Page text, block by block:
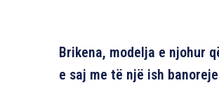
Brikena, modelja e njohur
e saj me të një ish